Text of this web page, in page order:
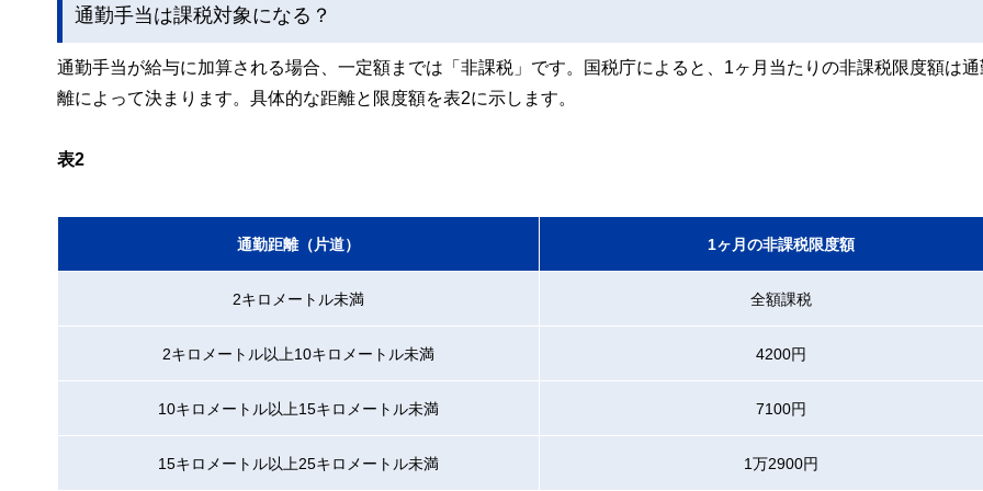
通勤手当は課税対象になる？
通勤手当が給与に加算される場合、一定額までは「非課税」です。国税庁によると、1ヶ月当たりの非課税限度額は通
離によって決まります。具体的な距離と限度額を表2に示します。
表2
通勤距離（片道） 1ヶ月の非課税限度額
2キロメートル未満 全額課税
2キロメートル以上10キロメートル未満 4200円
10キロメートル以上15キロメートル未満 7100円
15キロメートル以上25キロメートル未満 1万2900円